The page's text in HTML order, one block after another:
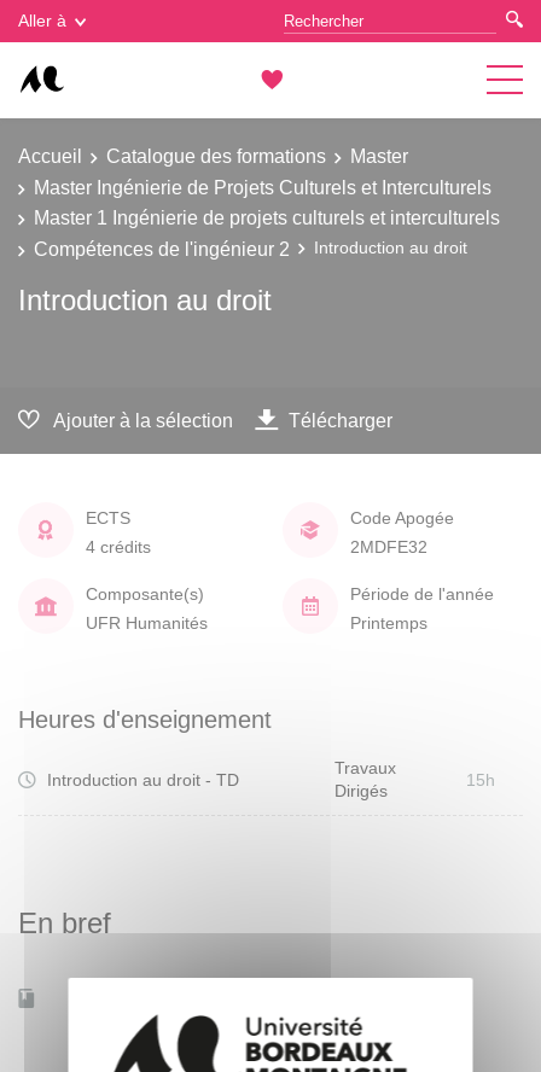
Aller à
Accueil Catalogue des formations
Master
Master Ingénierie de Projets Culturels et Interculturels
Master 1 Ingénierie de projets culturels et interculturels
Compétences de l'ingénieur 2
Introduction au droit
Introduction au droit
Ajouter à la sélection Télécharger
ECTS
4 crédits
Code Apogée
2MDFE32
Composante(s)
UFR Humanités
Période de l'année
Printemps
Heures d'enseignement
Introduction au droit - TD
Travaux
Dirigés
15h
En bref
Gestion des cookies